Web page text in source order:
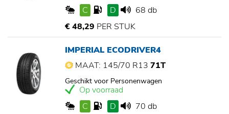
C
D
68 db
€ 48,29 PER STUK
IMPERIAL ECODRIVER4
MAAT: 145/70 R13 71T
Geschikt voor Personenwagen
Op voorraad
C
D
70 db